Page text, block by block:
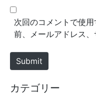
*
b
e
次回のコメントで使
前、メールアドレス、
Submit
カテゴリー